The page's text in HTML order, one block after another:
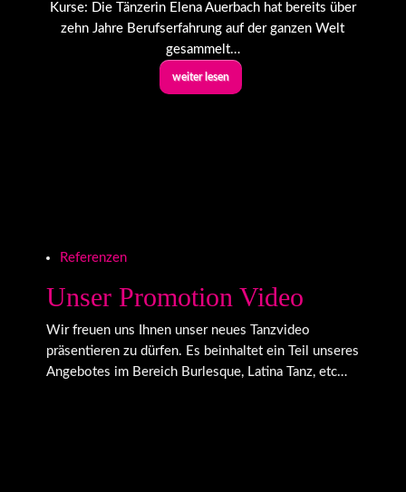
Kurse: Die Tänzerin Elena Auerbach hat bereits über
zehn Jahre Berufserfahrung auf der ganzen Welt
gesammelt…
weiter lesen
Referenzen
Unser Promotion Video
Wir freuen uns Ihnen unser neues Tanzvideo
präsentieren zu dürfen. Es beinhaltet ein Teil unseres
Angebotes im Bereich Burlesque, Latina Tanz, etc…